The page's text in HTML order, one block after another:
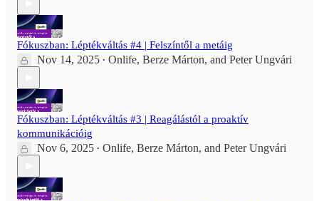
Fókuszban: Léptékváltás #4 | Felszíntől a metáig
Nov 14, 2025 • Onlife, Berze Márton, and Peter Ungvári
Fókuszban: Léptékváltás #3 | Reagálástól a proaktív
kommunikációig
Nov 6, 2025 • Onlife, Berze Márton, and Peter Ungvári